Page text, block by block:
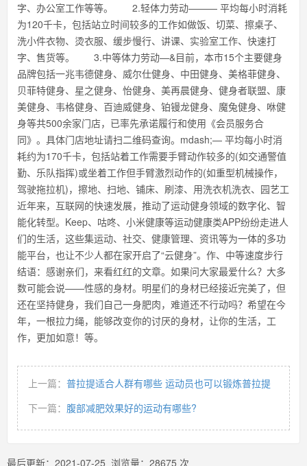
字、办公室工作等等。 2.轻体力劳动——— 平均每小时消耗
为120千卡，包括站立时间较多的工作如做饭、切菜、擦桌子、
洗小件衣物、烫衣服、缓步慢行、讲课、实验室工作、快速打
字、售货等。 3.中等体力劳动—&目前，本市15个主要健身
品牌包括一兆韦德健身、威尔仕健身、中田健身、美格菲健身、
贝菲特健身、星之健身、怡健身、美再晨健身、健身者联盟、康
美健身、韦格健身、百迪威健身、铂镘龙健身、魔兔健身、咻健
身等共500余家门店，已率先承诺履行和使用《会员服务合
同》。具体门店地址请扫二维码查询。mdash;— 平均每小时消
耗约为170千卡，包括站着工作需要手臂动作较多的(如交通警值
勤、乐队指挥)或坐着工作但手臂激烈动作的(如重型机械操作，
驾驶拖拉机)，擦地、扫地、铺床、刷漆、用洗衣机洗衣、园艺工
近年来，互联网的快速发展，推动了运动健身领域的数字化、智
能化转型。Keep、咕咚、小米健康等运动健康类APP纷纷走进人
们的生活，这些集运动、社交、健康管理、资讯等为一体的多功
能平台，也让不少人都在家开启了“云健身”。作、中等速度步行
结语：感谢亲们，来看红红的文章。如果问大家最爱什么？大多
数可能会说——性感的身材。明星们的身材已经接近完美了，但
还在坚持健身，我们自己一身肥肉，难道还不行动吗？希望在今
年，一根拉力绳，能够改变你的讨厌的身材，让你的生活，工
作，更加如意！等。
上一篇： 普拉提适合人群有哪些 运动员也可以锻炼普拉提
下一篇： 腹部减肥效果好的运动有哪些?
最后更新： 2021-07-25 浏览量： 28675 次